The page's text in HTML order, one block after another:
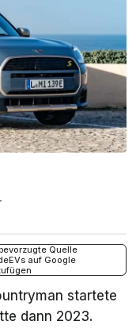
Quelle
auf Google
startete
dann 2023.